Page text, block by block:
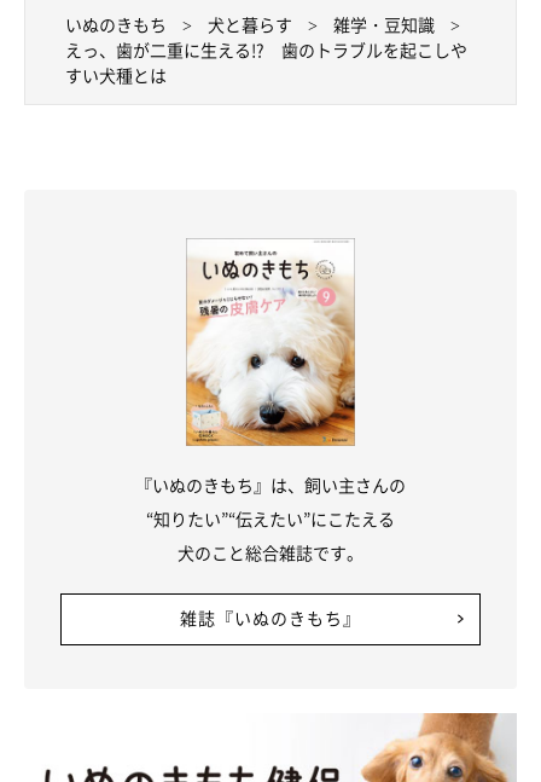
いぬのきもち 犬と暮らす
雑学・豆知識
えっ、歯が二重に生える!? 歯のトラブルを起こしや
すい犬種とは
『いぬのきもち』は、飼い主さんの
“知りたい”“伝えたい”にこたえる
犬のこと総合雑誌です。
雑誌『いぬのきもち』